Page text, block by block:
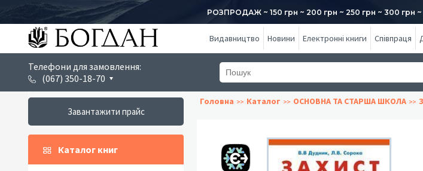
РОЗПРОДАЖ ~ 150 грн ~ 200 грн ~ 250 грн ~ 300
Видавництво Новини Електронні книги Співпраця
Телефони для замовлення:
(067) 350-18-70
Завантажити прайс
Каталог книг
Головна Каталог ОСНОВНА ТА СТАРША ШКОЛА